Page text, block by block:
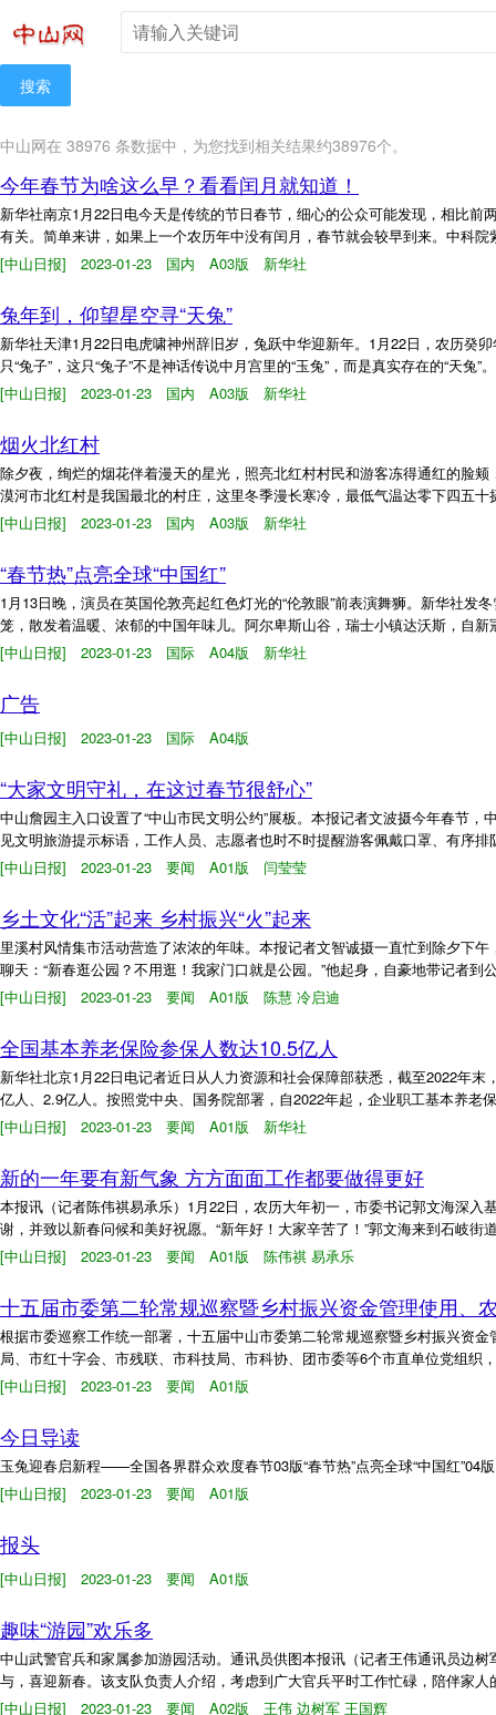
搜索
中山网在 38976 条数据中，为您找到相关结果约38976个。
今年春节为啥这么早？看看闰月就知道！
新华社南京1月22日电今天是传统的节日春节，细心的公众可能发现，相比
有关。简单来讲，如果上一个农历年中没有闰月，春节就会较早到来。中科
[中山日报] 2023-01-23 国内 A03版 新华社
兔年到，仰望星空寻“天兔”
新华社天津1月22日电虎啸神州辞旧岁，兔跃中华迎新年。1月22日，农历癸
只“兔子”，这只“兔子”不是神话传说中月宫里的“玉兔”，而是真实存在的“天
[中山日报] 2023-01-23 国内 A03版 新华社
烟火北红村
除夕夜，绚烂的烟花伴着漫天的星光，照亮北红村村民和游客冻得通红的脸
漠河市北红村是我国最北的村庄，这里冬季漫长寒冷，最低气温达零下四五
[中山日报] 2023-01-23 国内 A03版 新华社
“春节热”点亮全球“中国红”
1月13日晚，演员在英国伦敦亮起红色灯光的“伦敦眼”前表演舞狮。新华社发
笼，散发着温暖、浓郁的中国年味儿。阿尔卑斯山谷，瑞士小镇达沃斯，自
[中山日报] 2023-01-23 国际 A04版 新华社
广告
[中山日报] 2023-01-23 国际 A04版
“大家文明守礼，在这过春节很舒心”
中山詹园主入口设置了“中山市民文明公约”展板。本报记者文波摄今年春节
见文明旅游提示标语，工作人员、志愿者也时不时提醒游客佩戴口罩、有序
[中山日报] 2023-01-23 要闻 A01版 闫莹莹
乡土文化“活”起来 乡村振兴“火”起来
里溪村风情集市活动营造了浓浓的年味。本报记者文智诚摄一直忙到除夕下
聊天：“新春逛公园？不用逛！我家门口就是公园。”他起身，自豪地带记者
[中山日报] 2023-01-23 要闻 A01版 陈慧 冷启迪
全国基本养老保险参保人数达10.5亿人
新华社北京1月22日电记者近日从人力资源和社会保障部获悉，截至2022年
亿人、2.9亿人。按照党中央、国务院部署，自2022年起，企业职工基本养
[中山日报] 2023-01-23 要闻 A01版 新华社
新的一年要有新气象 方方面面工作都要做得更好
本报讯（记者陈伟祺易承乐）1月22日，农历大年初一，市委书记郭文海深
谢，并致以新春问候和美好祝愿。“新年好！大家辛苦了！”郭文海来到石岐
[中山日报] 2023-01-23 要闻 A01版 陈伟祺 易承乐
十五届市委第二轮常规巡察暨乡村振兴资金管理使用、
根据市委巡察工作统一部署，十五届中山市委第二轮常规巡察暨乡村振兴资
局、市红十字会、市残联、市科技局、市科协、团市委等6个市直单位党组
[中山日报] 2023-01-23 要闻 A01版
今日导读
玉兔迎春启新程——全国各界群众欢度春节03版“春节热”点亮全球“中国红”04版
[中山日报] 2023-01-23 要闻 A01版
报头
[中山日报] 2023-01-23 要闻 A01版
趣味“游园”欢乐多
中山武警官兵和家属参加游园活动。通讯员供图本报讯（记者王伟通讯员边
与，喜迎新春。该支队负责人介绍，考虑到广大官兵平时工作忙碌，陪伴家
[中山日报] 2023-01-23 要闻 A02版 王伟 边树军 王国辉